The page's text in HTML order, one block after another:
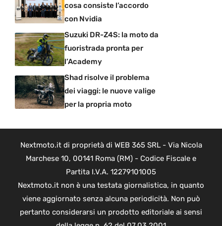
cosa consiste l’accordo
con Nvidia
Suzuki DR-Z4S: la moto da
fuoristrada pronta per
l’Academy
Shad risolve il problema
dei viaggi: le nuove valige
per la propria moto
Nextmoto.it di proprietà di WEB 365 SRL - Via Nicola
Marchese 10, 00141 Roma (RM) - Codice Fiscale e
Partita I.V.A. 12279101005
Nextmoto.it non è una testata giornalistica, in quanto
viene aggiornato senza alcuna periodicità. Non può
pertanto considerarsi un prodotto editoriale ai sensi